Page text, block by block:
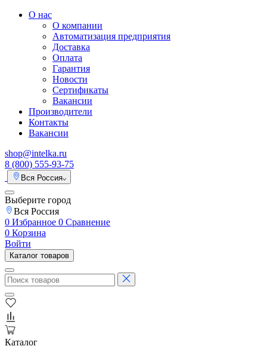
О нас
О компании
Автоматизация предприятия
Доставка
Оплата
Гарантия
Новости
Сертификаты
Вакансии
Производители
Контакты
Вакансии
shop@intelka.ru
8 (800) 555-93-75
Вся Россия
Выберите город
Вся Россия
0 Избранное 0 Сравнение
0 Корзина
Войти
Каталог товаров
Каталог